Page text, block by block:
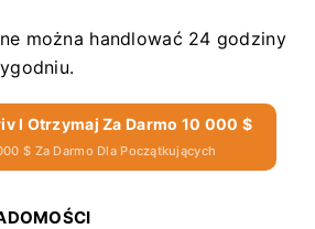
można handlować 24 godziny
I Otrzymaj Za Darmo 10 000 $
$ Za Darmo Dla Początkujących